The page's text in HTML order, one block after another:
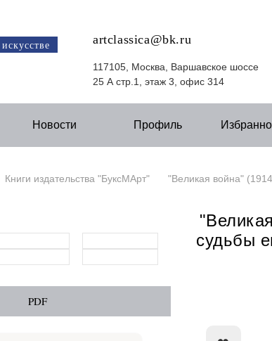
artclassica@bk.ru
117105, Москва, Варшавское шоссе
25 А стр.1, этаж 3, офис 314
Новости Профиль
Книги издательства "БуксМАрт" "Великая война"
PDF
судьбы